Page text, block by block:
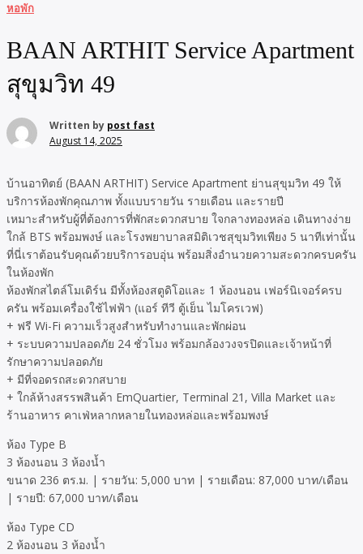
หอพัก
BAAN ARTHIT Service Apartment
สุขุมวิท 49
Written by post fast
August 14, 2025
บ้านอาทิตย์ (BAAN ARTHIT) Service Apartment ย่านสุขุมวิท 49 ให้
บริการห้องพักคุณภาพ ทั้งแบบรายวัน รายเดือน และรายปี
เหมาะสำหรับผู้ที่ต้องการที่พักสะดวกสบาย ใจกลางทองหล่อ เดินทางง่าย
ใกล้ BTS พร้อมพงษ์ และโรงพยาบาลสมิติเวชสุขุมวิทเพียง 5 นาทีเท่านั้น
ที่นี่เราต้อนรับคุณด้วยบริการอบอุ่น พร้อมสิ่งอำนวยความสะดวกครบครัน
ในห้องพัก
ห้องพักสไตล์โมเดิร์น มีทั้งห้องสตูดิโอและ 1 ห้องนอน เฟอร์นิเจอร์ครบ
ครัน พร้อมเครื่องใช้ไฟฟ้า (แอร์ ทีวี ตู้เย็น ไมโครเวฟ)
+ ฟรี Wi-Fi ความเร็วสูงสำหรับทำงานและพักผ่อน
+ ระบบความปลอดภัย 24 ชั่วโมง พร้อมกล้องวงจรปิดและเจ้าหน้าที่
รักษาความปลอดภัย
+ มีที่จอดรถสะดวกสบาย
+ ใกล้ห้างสรรพสินค้า EmQuartier, Terminal 21, Villa Market และ
ร้านอาหาร คาเฟ่หลากหลายในทองหล่อและพร้อมพงษ์
ห้อง Type B
3 ห้องนอน 3 ห้องน้ำ
ขนาด 236 ตร.ม. | รายวัน: 5,000 บาท | รายเดือน: 87,000 บาท/เดือน
| รายปี: 67,000 บาท/เดือน
ห้อง Type CD
2 ห้องนอน 3 ห้องน้ำ